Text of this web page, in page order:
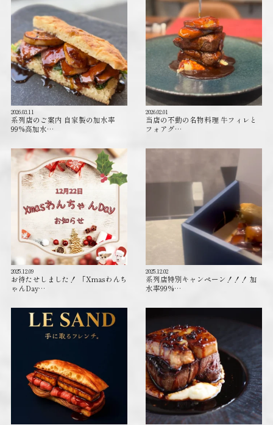
2026.03.11
系列店のご案内 自家製の加水率
99%高加水…
2026.02.01
当店の不動の名物料理 牛フィレと
フォアグ…
2025.12.09
お待たせしました！ 「Xmasわんち
ゃんDay…
2025.12.02
系列店特別キャンペーン！！！ 加
水率99%…